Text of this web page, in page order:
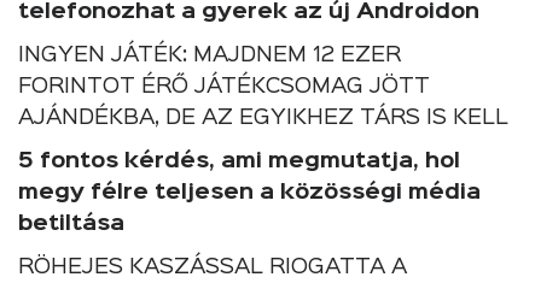
telefonozhat a gyerek az új Androidon
INGYEN JÁTÉK: MAJDNEM 12 EZER
FORINTOT ÉRŐ JÁTÉKCSOMAG JÖTT
AJÁNDÉKBA, DE AZ EGYIKHEZ TÁRS IS KELL
5 fontos kérdés, ami megmutatja, hol
megy félre teljesen a közösségi média
betiltása
RÖHEJES KASZÁSSAL RIOGATTA A